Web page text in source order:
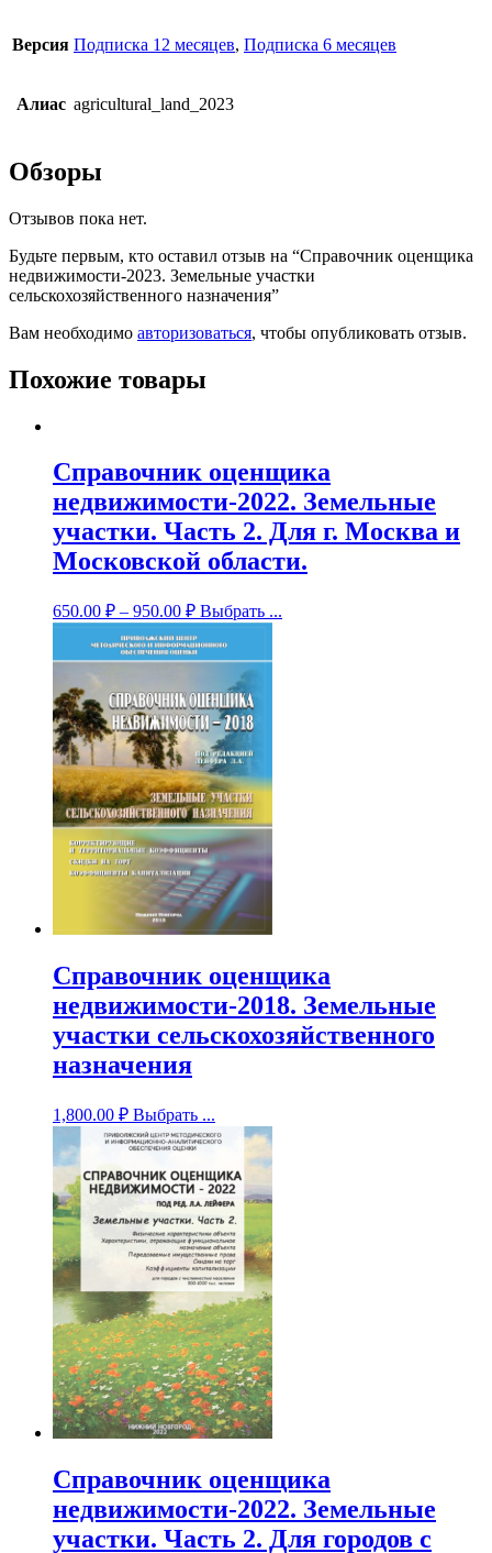
Версия Подписка 12 месяцев, Подписка 6 месяцев
Алиас agricultural_land_2023
Обзоры
Отзывов пока нет.
Будьте первым, кто оставил отзыв на “Справочник оценщика
недвижимости-2023. Земельные участки
сельскохозяйственного назначения”
Вам необходимо авторизоваться, чтобы опубликовать отзыв.
Похожие товары
Справочник оценщика
недвижимости-2022. Земельные
участки. Часть 2. Для г. Москва и
Московской области.
650.00 ₽ – 950.00 ₽ Выбрать ...
Справочник оценщика
недвижимости-2018. Земельные
участки сельскохозяйственного
назначения
1,800.00 ₽ Выбрать ...
Справочник оценщика
недвижимости-2022. Земельные
участки. Часть 2. Для городов с